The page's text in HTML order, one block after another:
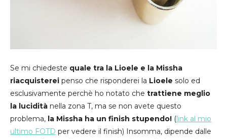
Se mi chiedeste quale tra la Lioele e la Missha
riacquisterei penso che risponderei la Lioele solo ed
esclusivamente perchè ho notato che trattiene meglio
la lucidità nella zona T, ma se non avete questo
problema, la Missha ha un finish stupendo! ( link al mio
ultimo FOTD per vedere il finish) Insomma, dipende dalle